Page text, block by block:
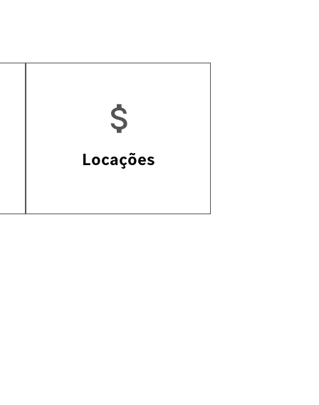
Locações